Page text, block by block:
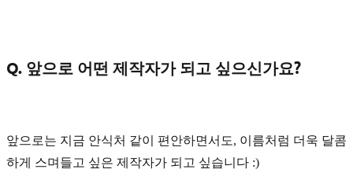
Q. 앞으로 어떤 제작자가 되고 싶으신가요?
앞으로는 지금 안식처 같이 편안하면서도, 이름처럼 더욱 달콤
하게 스며들고 싶은 제작자가 되고 싶습니다 :)